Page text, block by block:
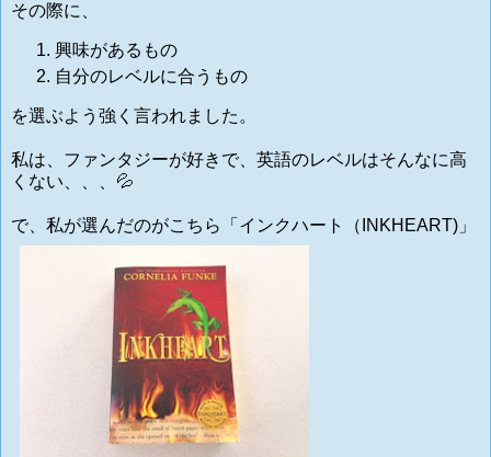
その際に、
興味があるもの
自分のレベルに合うもの
を選ぶよう強く言われました。
私は、ファンタジーが好きで、英語のレベルはそんなに高
くない、、、💦
で、私が選んだのがこちら「インクハート（INKHEART)」